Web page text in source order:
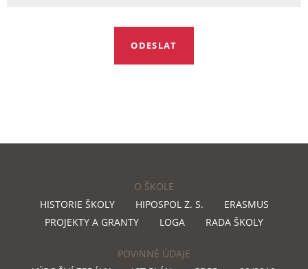
O ŠKOLE
HISTORIE ŠKOLY
HIPOSPOL Z. S.
ERASMUS
PROJEKTY A GRANTY
LOGA RADA ŠKOLY
POVINNÉ ÚDAJE